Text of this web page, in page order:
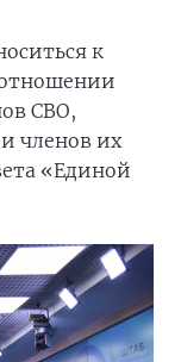
к
отношении
СВО,
членов их
«Единой